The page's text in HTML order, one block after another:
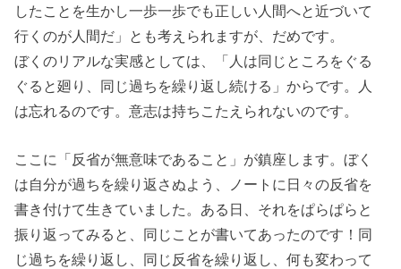
したことを生かし一歩一歩でも正しい人間へと近づいて
行くのが人間だ」とも考えられますが、 だめです。
ぼくのリアルな実感としては、
「人は同じところをぐる
ぐると廻り、同じ過ちを繰り返し続ける」からです。人
は忘れるのです。意志は持ちこたえられないのです。
ここに 「反省が無意味であること」 が鎮座します。ぼく
は自分が過ちを繰り返さぬよう、ノートに日々の反省を
書き付けて生きていました。ある日、それをぱらぱらと
振り返ってみると、同じことが書いてあったのです！同
じ過ちを繰り返し、同じ反省を繰り返し、何も変わって